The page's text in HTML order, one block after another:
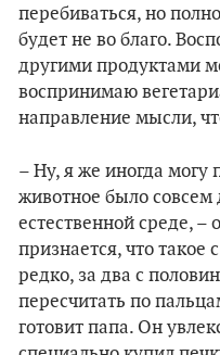
перебиваться, но
будет не во благо.
другими продуктами
воспринимаю
направление мысли,
– Ну, я же иногда могу
животное было
естественной среде,
признается, что такое
редко, за два с
пересчитать по
готовит папа. Он